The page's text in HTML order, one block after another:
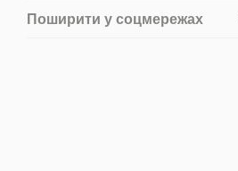
Поширити у соцмережах